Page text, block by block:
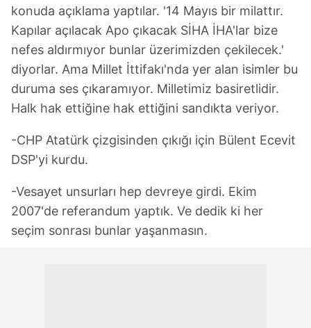
konuda açıklama yaptılar. '14 Mayıs bir milattır.
Kapılar açılacak Apo çıkacak SİHA İHA'lar bize
nefes aldırmıyor bunlar üzerimizden çekilecek.'
diyorlar. Ama Millet İttifakı'nda yer alan isimler bu
duruma ses çıkaramıyor. Milletimiz basiretlidir.
Halk hak ettiğine hak ettiğini sandıkta veriyor.
-CHP Atatürk çizgisinden çıkığı için Bülent Ecevit
DSP'yi kurdu.
-Vesayet unsurları hep devreye girdi. Ekim
2007'de referandum yaptık. Ve dedik ki her
seçim sonrası bunlar yaşanmasın.